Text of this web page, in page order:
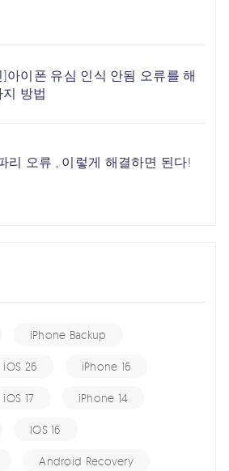
아이폰 유심 인식 안됨 오류를 해
방법
리 오류 , 이렇게 해결하면 된다!
iPhone Backup
iOS 26 iPhone 16
iOS 17 iPhone 14
iOS 16
Android Recovery